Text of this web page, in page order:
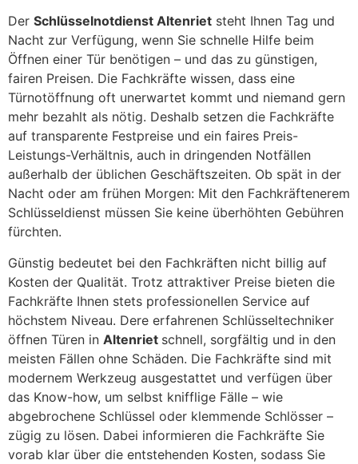
Der Schlüsselnotdienst Altenriet steht Ihnen Tag und
Nacht zur Verfügung, wenn Sie schnelle Hilfe beim
Öffnen einer Tür benötigen – und das zu günstigen,
fairen Preisen. Die Fachkräfte wissen, dass eine
Türnotöffnung oft unerwartet kommt und niemand gern
mehr bezahlt als nötig. Deshalb setzen die Fachkräfte
auf transparente Festpreise und ein faires Preis-
Leistungs-Verhältnis, auch in dringenden Notfällen
außerhalb der üblichen Geschäftszeiten. Ob spät in der
Nacht oder am frühen Morgen: Mit den Fachkräftenerem
Schlüsseldienst müssen Sie keine überhöhten Gebühren
fürchten.
Günstig bedeutet bei den Fachkräften nicht billig auf
Kosten der Qualität. Trotz attraktiver Preise bieten die
Fachkräfte Ihnen stets professionellen Service auf
höchstem Niveau. Dere erfahrenen Schlüsseltechniker
öffnen Türen in Altenriet schnell, sorgfältig und in den
meisten Fällen ohne Schäden. Die Fachkräfte sind mit
modernem Werkzeug ausgestattet und verfügen über
das Know-how, um selbst knifflige Fälle – wie
abgebrochene Schlüssel oder klemmende Schlösser –
zügig zu lösen. Dabei informieren die Fachkräfte Sie
vorab klar über die entstehenden Kosten, sodass Sie